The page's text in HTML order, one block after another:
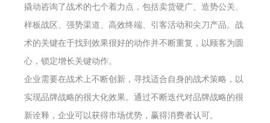
撬动咨询了战术的七个着力点，包括卖货硬广、造势公关、
样板战区、强势渠道、高效终端、引客活动和尖刀产品。战
术的关键在于找到效果很好的动作并不断重复，以顾客为圆
心，锁定增长关键动作。
企业需要在战术上不断创新，寻找适合自身的战术策略，以
实现品牌战略的很大化效果。通过不断迭代对品牌战略的很
新诠释，企业可以获得市场优势，赢得消费者认可。